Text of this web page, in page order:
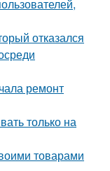
отказался
ремонт
только на
товарами